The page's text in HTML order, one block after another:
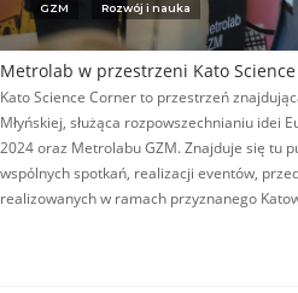
GZM Rozwój i nauka
Metrolab w przestrzeni Kato
Kato Science Corner to przestrzeń
Młyńskiej, służąca rozpowszechnianiu idei
2024 oraz Metrolabu GZM. Znajduje się tu
wspólnych spotkań, realizacji eventów,
realizowanych w ramach przyznanego